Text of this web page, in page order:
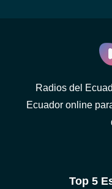
Radios del
Ecuador online
Top 5